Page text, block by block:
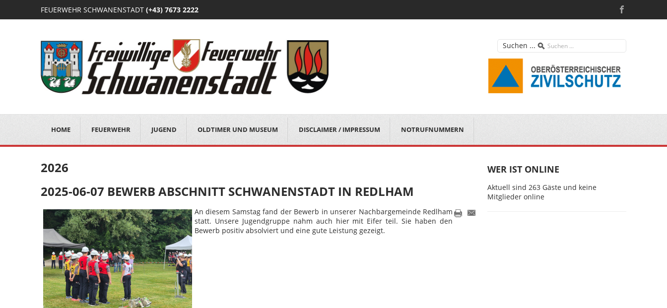
FEUERWEHR SCHWANENSTADT (+43) 7673 2222
Suchen ...
HOME FEUERWEHR JUGEND OLDTIMER UND MUSEUM DISCLAIMER / IMPRESSUM NOTRUFNUMMERN
2026
2025-06-07 BEWERB ABSCHNITT SCHWANENSTADT IN REDLHAM
An diesem Samstag fand der Bewerb in unserer Nachbargemeinde Redlham
statt. Unsere Jugendgruppe nahm auch hier mit Eifer teil. Sie haben den
Bewerb positiv absolviert und eine gute Leistung gezeigt.
WER IST ONLINE
Aktuell sind 263 Gäste und keine
Mitglieder online